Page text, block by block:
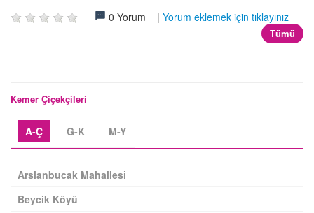
0 Yorum | Yorum eklemek için tıklayınız
Tümü
Kemer Çiçekçileri
A-Ç G-K M-Y
Arslanbucak Mahallesi
Beycik Köyü